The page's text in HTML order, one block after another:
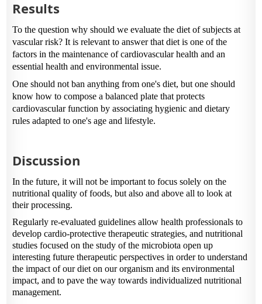
Results
To the question why should we evaluate the diet of subjects at
vascular risk? It is relevant to answer that diet is one of the
factors in the maintenance of cardiovascular health and an
essential health and environmental issue.
One should not ban anything from one's diet, but one should
know how to compose a balanced plate that protects
cardiovascular function by associating hygienic and dietary
rules adapted to one's age and lifestyle.
Discussion
In the future, it will not be important to focus solely on the
nutritional quality of foods, but also and above all to look at
their processing.
Regularly re-evaluated guidelines allow health professionals to
develop cardio-protective therapeutic strategies, and nutritional
studies focused on the study of the microbiota open up
interesting future therapeutic perspectives in order to understand
the impact of our diet on our organism and its environmental
impact, and to pave the way towards individualized nutritional
management.